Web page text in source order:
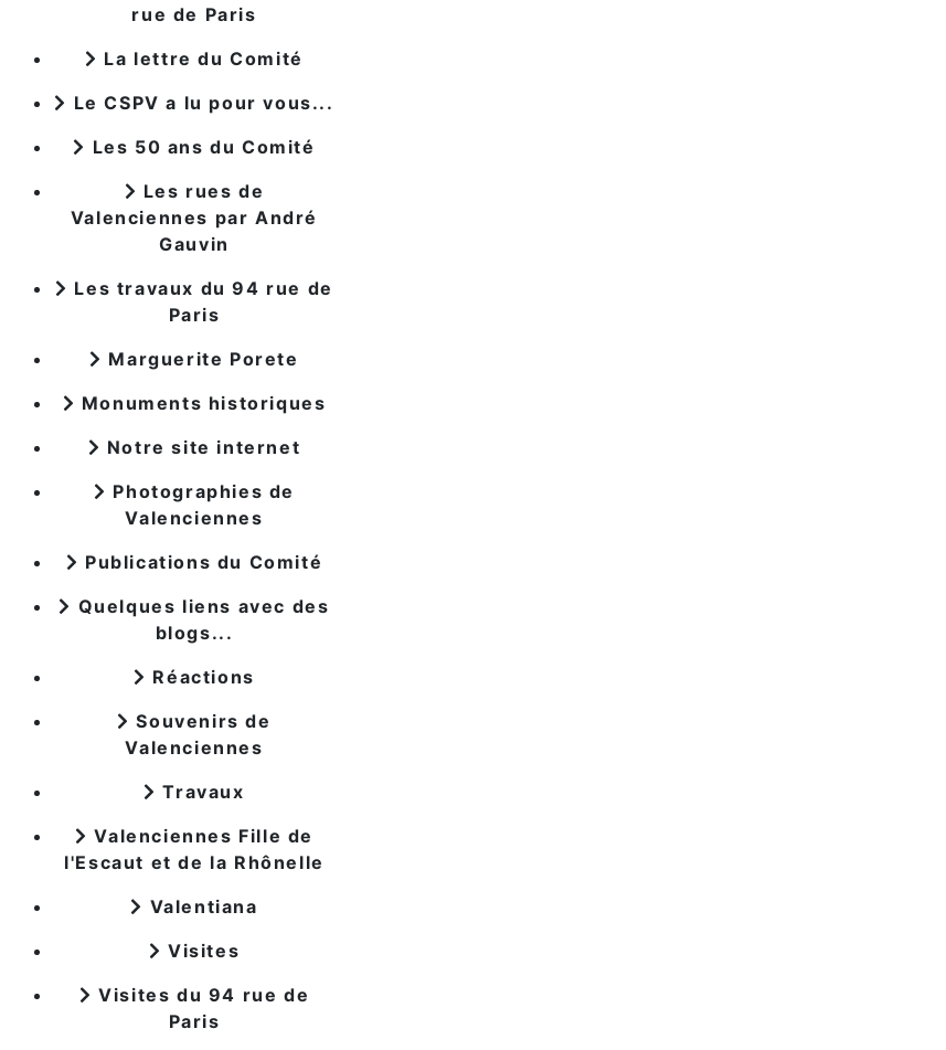
rue de Paris
La lettre du Comité
Le CSPV a lu pour vous...
Les 50 ans du Comité
Les rues de
Valenciennes par André
Gauvin
Les travaux du 94 rue de
Paris
Marguerite Porete
Monuments historiques
Notre site internet
Photographies de
Valenciennes
Publications du Comité
Quelques liens avec des
blogs...
Réactions
Souvenirs de
Valenciennes
Travaux
Valenciennes Fille de
l'Escaut et de la Rhônelle
Valentiana
Visites
Visites du 94 rue de
Paris